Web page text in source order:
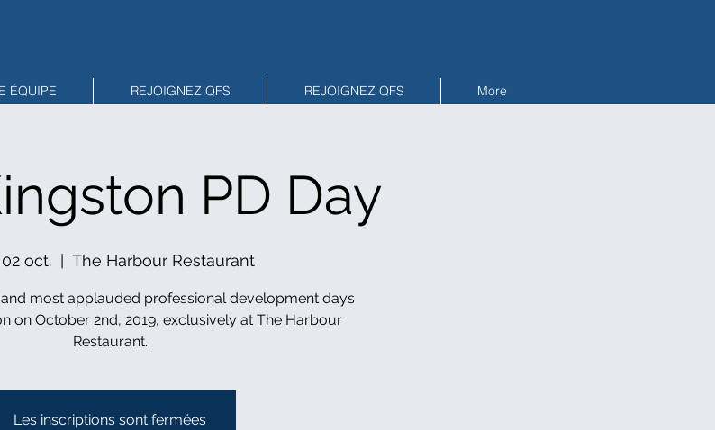
PD Day
oct.
  |
The Harbour Restaurant
and most applauded professional development days
on October 2nd, 2019, exclusively at The Harbour
Restaurant.
Les inscriptions sont fermées
ÉQUIPE REJOIGNEZ QFS REJOIGNEZ QFS More